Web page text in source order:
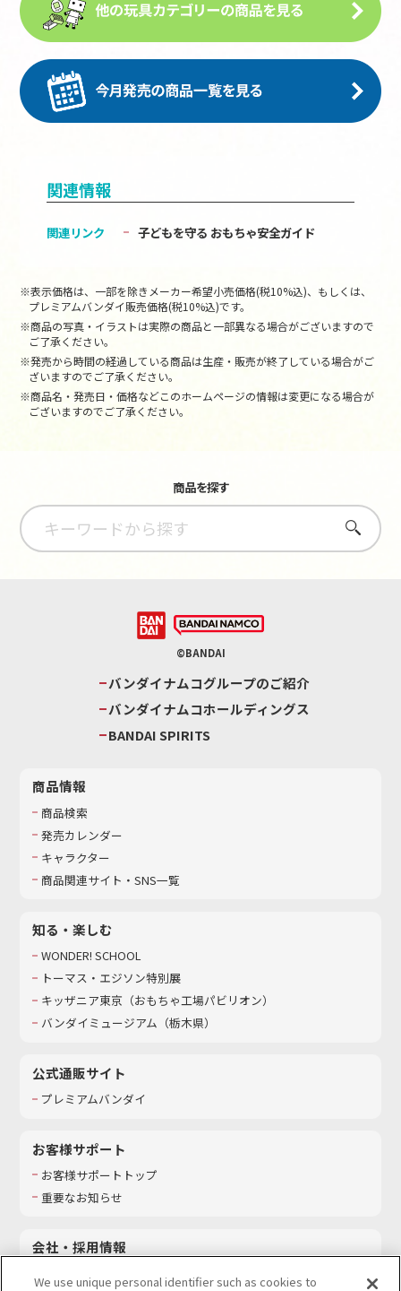
関連情報
関連リンク 子どもを守る おもちゃ安全ガイド
※表示価格は、一部を除きメーカー希望小売価格(税10%込)、もしくは、
プレミアムバンダイ販売価格(税10%込)です。
※商品の写真・イラストは実際の商品と一部異なる場合がございますので
ご了承ください。
※発売から時間の経過している商品は生産・販売が終了している場合がご
ざいますのでご了承ください。
※商品名・発売日・価格などこのホームページの情報は変更になる場合が
ございますのでご了承ください。
商品を探す
さがす
©BANDAI
バンダイナムコグループのご紹介
バンダイナムコホールディングス
BANDAI SPIRITS
商品情報
商品検索
発売カレンダー
キャラクター
商品関連サイト・SNS一覧
知る・楽しむ
WONDER! SCHOOL
トーマス・エジソン特別展
キッザニア東京（おもちゃ工場パビリオン）​
バンダイミュージアム（栃木県）
公式通販サイト
プレミアムバンダイ
お客様サポート
お客様サポートトップ
重要なお知らせ
会社・採用情報
We use unique personal identifier such as cookies to